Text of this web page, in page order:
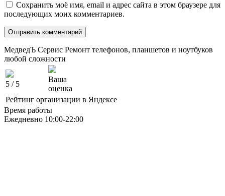
Сохранить моё имя, email и адрес сайта в этом браузере для
последующих моих комментариев.
МедведЪ Сервис Ремонт телефонов, планшетов и ноутбуков
любой сложности
5 / 5
Ваша
оценка
Рейтинг организации в Яндексе
Время работы
Ежедневно 10:00-22:00